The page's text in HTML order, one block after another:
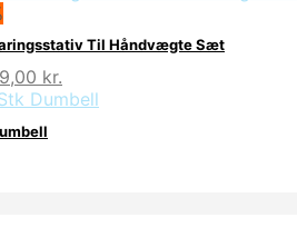
Til Håndvægte Sæt
kr.
aktuelle